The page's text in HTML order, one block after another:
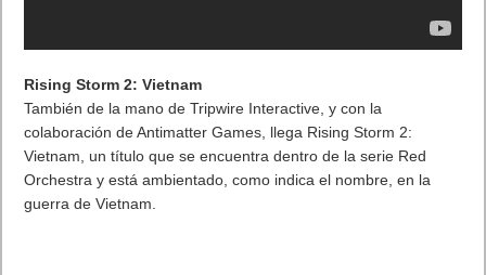
Rising Storm 2: Vietnam
También de la mano de Tripwire Interactive, y con la
colaboración de Antimatter Games, llega Rising Storm 2:
Vietnam, un título que se encuentra dentro de la serie Red
Orchestra y está ambientado, como indica el nombre, en la
guerra de Vietnam.